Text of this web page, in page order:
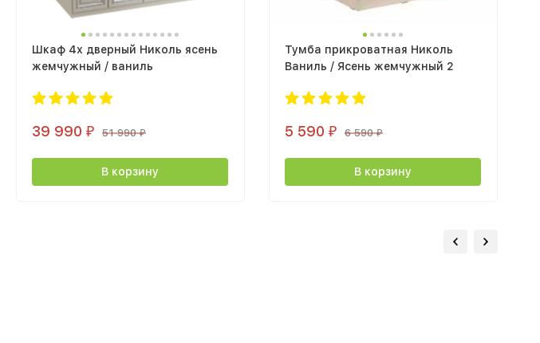
Шкаф 4х дверный Николь ясень
жемчужный / ваниль
39 990 ₽ 51 990₽
В корзину
Тумба прикроватная Николь
Ваниль / Ясень жемчужный 2
5 590 ₽ 6 590₽
В корзину